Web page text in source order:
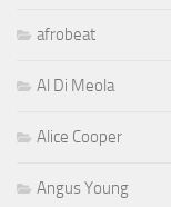
afrobeat
Al Di Meola
Alice Cooper
Angus Young